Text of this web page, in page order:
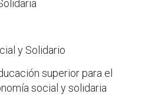
y Solidario
superior para el
social y solidaria